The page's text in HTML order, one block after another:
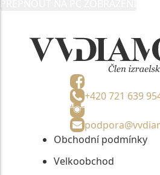
+420 721 639
Obchodní podmínky
Velkoobchod